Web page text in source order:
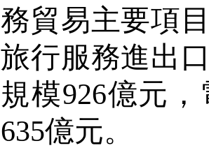
務貿易主要項
旅行服務進出
規模926億元，
635億元。